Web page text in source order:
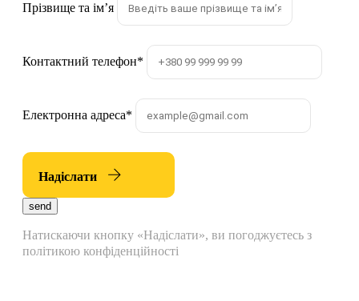
Прізвище та імʼя
Контактний телефон*
Електронна адреса*
Надіслати
send
Натискаючи кнопку «Надіслати», ви погоджуєтесь з
політикою конфіденційності